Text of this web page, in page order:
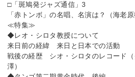
□「斑鳩発ジャズ通信」3
「赤トンボ」の名唱、名演は？（海老原
≪特集≫
◆レオ・シロタ教授について
来日前の経緯 来日と日本での活動
戦後の経歴 シオ・シロタのレコード
澤）